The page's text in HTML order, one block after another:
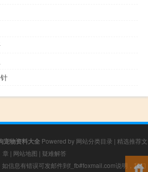
宠物资料大全Powered by 网站分类目录 | 精选推荐文
章 | 网站地图 | 疑难解答
信息有错误可发邮件到f_fb#foxmail.com说明，我们